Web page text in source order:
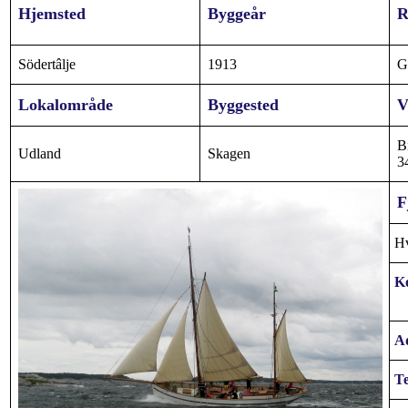
Hjemsted Byggeår
Södertâlje 1913
Lokalområde Byggested
Udland Skagen